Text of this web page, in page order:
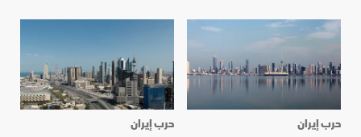
حرب إيران
حرب إيران